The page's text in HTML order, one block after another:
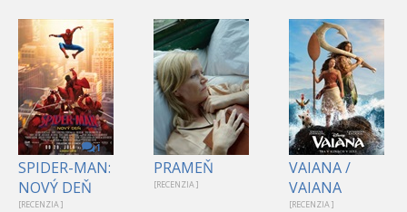
1
SPIDER-MAN:
NOVÝ DEŇ
[RECENZIA ]
PRAMEŇ
[RECENZIA ]
VAIANA /
VAIANA
[RECENZIA ]